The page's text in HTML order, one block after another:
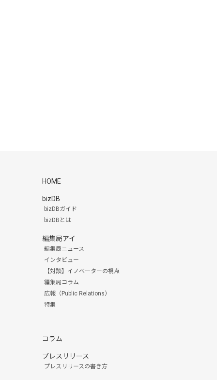
HOME
bizDB
bizDBガイド
bizDBとは
編集局アイ
編集局ニュース
インタビュー
【対談】イノベーターの視点
編集局コラム
広報（Public Relations）
特集
コラム
プレスリリース
プレスリリースの書き方